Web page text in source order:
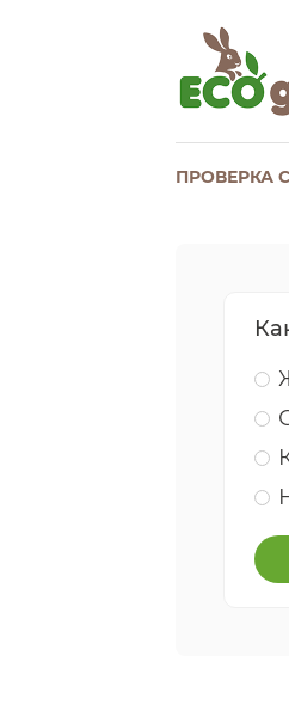
ПРОВЕРКА